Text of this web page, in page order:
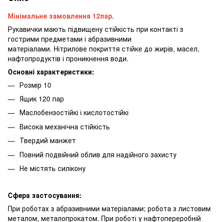
Мінімальне замовлення 12пар.
Рукавички мають підвищену стійкість при контакті з
гострими предметами і абразивними
матеріалами. Нітрилове покриття стійке до жирів, масел,
нафтопродуктів і проникнення води.
Основні характеристики:
Розмір 10
Ящик 120 пар
Маслобензостійкі і кислотостійкі
Висока механічна стійкість
Твердий манжет
Повний подвійний облив для надійного захисту
Не містять силікону
Сфера застосування:
При роботах з абразивними матеріалами; робота з листовим
металом, металопрокатом. При роботі у нафтопереробній